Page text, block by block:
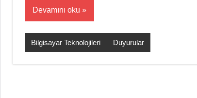
Devamını oku
Bilgisayar Teknolojileri Duyurular